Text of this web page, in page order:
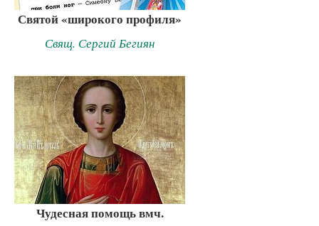
Святой «широкого профиля»
Свящ. Сергий Бегиян
Чудесная помощь вмч.